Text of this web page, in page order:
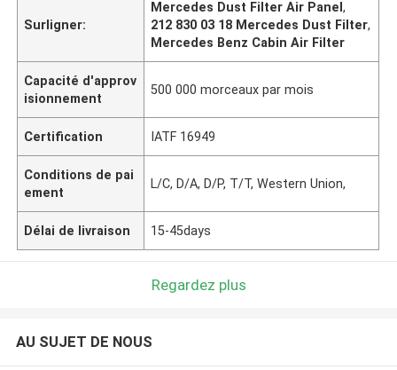
Surligner:
Mercedes Dust Filter Air Panel,
212 830 03 18 Mercedes Dust Filter,
Mercedes Benz Cabin Air Filter
Capacité d'approv
isionnement
500 000 morceaux par mois
Certification IATF 16949
Conditions de pai
ement
L/C, D/A, D/P, T/T, Western Union,
Délai de livraison 15-45days
Regardez plus
AU SUJET DE NOUS